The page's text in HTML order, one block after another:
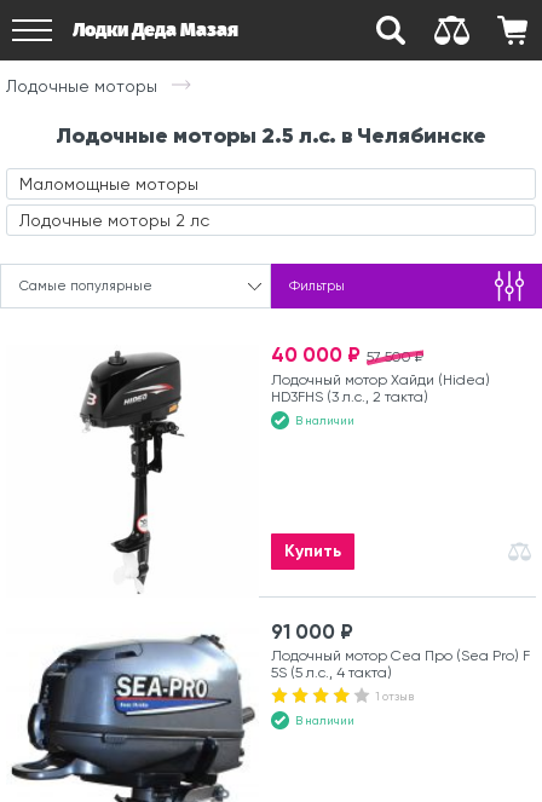
Лодки Деда Мазая
Лодочные моторы
Лодочные моторы 2.5 л.с. в Челябинске
Маломощные моторы
Лодочные моторы 2 лс
Самые популярные Фильтры
57 500 ₽
40 000 ₽
Лодочный мотор Хайди (Hidea)
HD3FHS (3 л.с., 2 такта)
В наличии
Купить
91 000 ₽
Лодочный мотор Сеа Про (Sea Pro) F
5S (5 л.с., 4 такта)
1 отзыв
В наличии